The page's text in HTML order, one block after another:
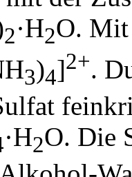
2·H2O.
3)4]2+.
·H2O. Die